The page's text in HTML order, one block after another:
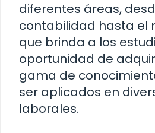
diferentes áreas,
contabilidad hasta el
que brinda a los
oportunidad de
gama de
ser aplicados en
laborales.